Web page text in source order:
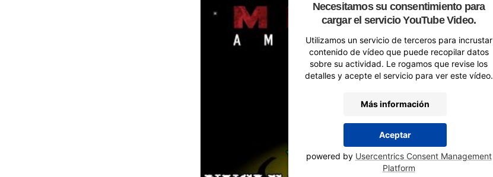
Necesitamos su consentimiento para
cargar el servicio YouTube Video.
Utilizamos un servicio de terceros para incrustar
contenido de vídeo que puede recopilar datos
sobre su actividad. Le rogamos que revise los
detalles y acepte el servicio para ver este vídeo.
Más información
Aceptar
powered by Usercentrics Consent Management
Platform